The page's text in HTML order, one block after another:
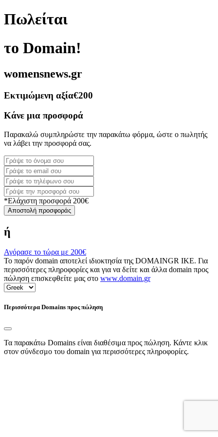
Πωλείται
το Domain!
womensnews.gr
Εκτιμώμενη αξία€200
Κάνε μια προσφορά
Παρακαλώ συμπληρώστε την παρακάτω φόρμα, ώστε ο πωλητής
να λάβει την προσφορά σας.
*Ελάχιστη προσφορά 200€
Αποστολή προσφοράς
ή
Αγόρασε το τώρα με 200€
Το παρόν domain αποτελεί ιδιοκτησία της DOMAINGR ΙΚΕ. Για
περισσότερες πληροφορίες και για να δείτε και άλλα domain προς
πώληση επισκεφθείτε μας στο www.domain.gr
Περισσότερα Domains προς πώληση
Τα παρακάτω Domains είναι διαθέσιμα προς πώληση. Κάντε κλικ
στον σύνδεσμο του domain για περισσότερες πληροφορίες.